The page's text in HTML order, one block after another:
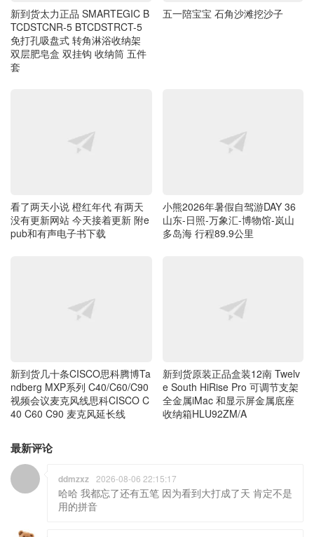
新到货太力正品 SMARTEGIC B
TCDSTCNR-5 BTCDSTRCT-5
免打孔吸盘式 转角淋浴收纳架
双层肥皂盒 双挂钩 收纳筒 五件
套
五一陪宝宝 石角沙滩挖沙子
看了两天小说 橙红年代 有两天
没有更新网站 今天接着更新 附e
pub和有声电子书下载
小熊2026年暑假自驾游DAY 36
山东-日照-万象汇-博物馆-岚山
多岛海 行程89.9公里
新到货几十条CISCO思科腾博Ta
ndberg MXP系列 C40/C60/C90
视频会议麦克风线思科CISCO C
40 C60 C90 麦克风延长线
新到货原装正品盒装12南 Twelv
e South HiRise Pro 可调节支架
全金属iMac 和显示屏金属底座
收纳箱HLU92ZM/A
最新评论
ddmzxz 2026-08-06 22:15:17
哈哈 我都忘了还有五笔 因为看到大打成了天 肯定不是
用的拼音